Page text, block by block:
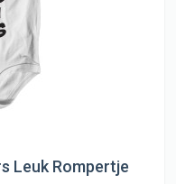
Leuk Rompertje